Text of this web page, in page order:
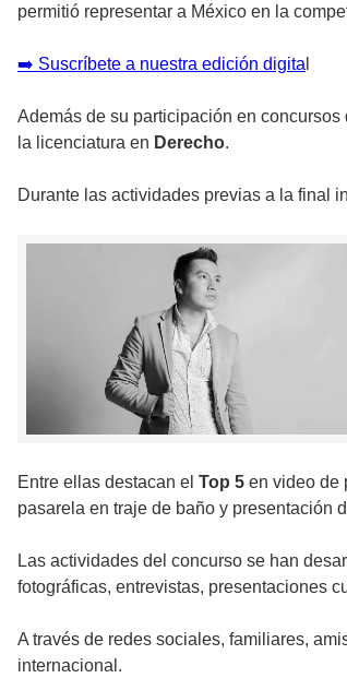
permitió representar a México en la
➡️ Suscríbete a nuestra edición digita
Además de su participación en concursos
la licenciatura en Derecho.
Durante las actividades previas a la final
Entre ellas destacan el Top 5 en video de
pasarela en traje de baño y presentación
Las actividades del concurso se han
fotográficas, entrevistas, presentaciones
A través de redes sociales, familiares,
internacional.